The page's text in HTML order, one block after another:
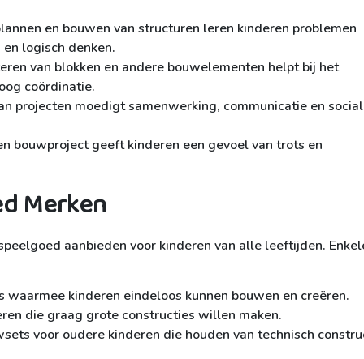
en bouwen van structuren leren kinderen problemen
logisch denken.
van blokken en andere bouwelementen helpt bij het
coördinatie.
projecten moedigt samenwerking, communicatie en
bouwproject geeft kinderen een gevoel van trots en
Merken
aanbieden voor kinderen van alle leeftijden.
kinderen eindeloos kunnen bouwen en creëren.
die graag grote constructies willen maken.
voor oudere kinderen die houden van technisch